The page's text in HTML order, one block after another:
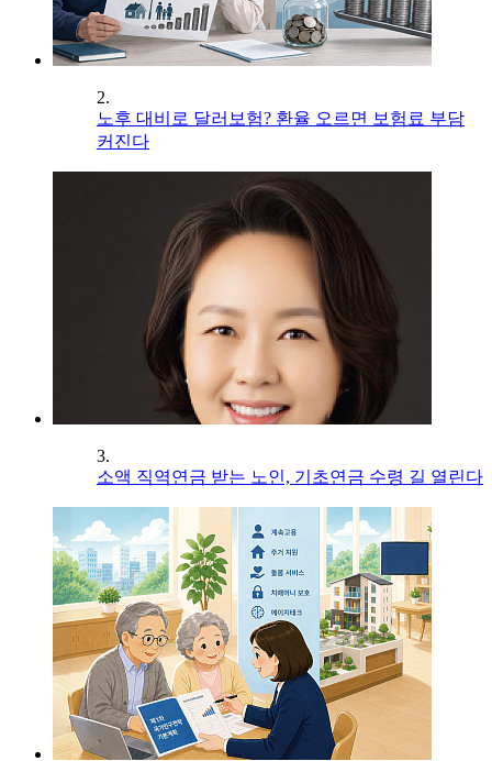
2.
노후 대비로 달러보험? 환율 오르면 보험료 부담
커진다
3.
소액 직역연금 받는 노인, 기초연금 수령 길 열린다